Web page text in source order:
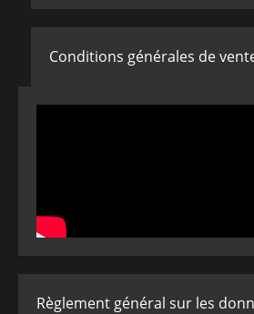
Conditions générales de
Règlement général sur les